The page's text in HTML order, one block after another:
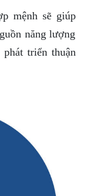
mệnh sẽ giúp
năng lượng
triển thuận